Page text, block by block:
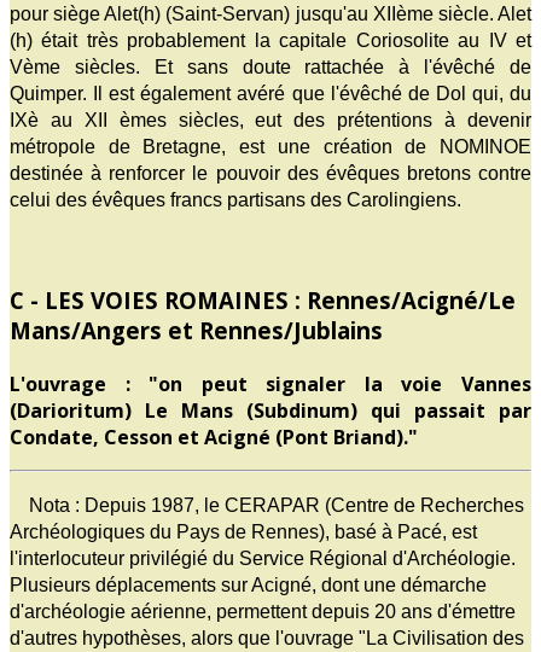
pour siège Alet(h) (Saint-Servan) jusqu'au XIIème siècle. Alet
(h) était très probablement la capitale Coriosolite au IV et
Vème siècles. Et sans doute rattachée à l'évêché de
Quimper. Il est également avéré que l'évêché de Dol qui, du
IXè au XII èmes siècles, eut des prétentions à devenir
métropole de Bretagne, est une création de NOMINOE
destinée à renforcer le pouvoir des évêques bretons contre
celui des évêques francs partisans des Carolingiens.
C - LES VOIES ROMAINES : Rennes/Acigné/Le
Mans/Angers et Rennes/Jublains
L'ouvrage : "on peut signaler la voie Vannes
(Darioritum) Le Mans (Subdinum) qui passait par
Condate, Cesson et Acigné (Pont Briand)."
Nota : Depuis 1987, le CERAPAR (Centre de Recherches
Archéologiques du Pays de Rennes), basé à Pacé, est
l'interlocuteur privilégié du Service Régional d'Archéologie.
Plusieurs déplacements sur Acigné, dont une démarche
d'archéologie aérienne, permettent depuis 20 ans d'émettre
d'autres hypothèses, alors que l'ouvrage "La Civilisation des